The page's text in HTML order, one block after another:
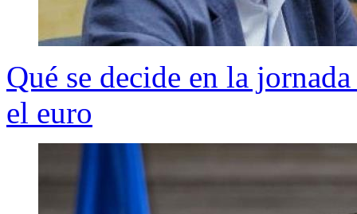
Qué se decide en la
el euro